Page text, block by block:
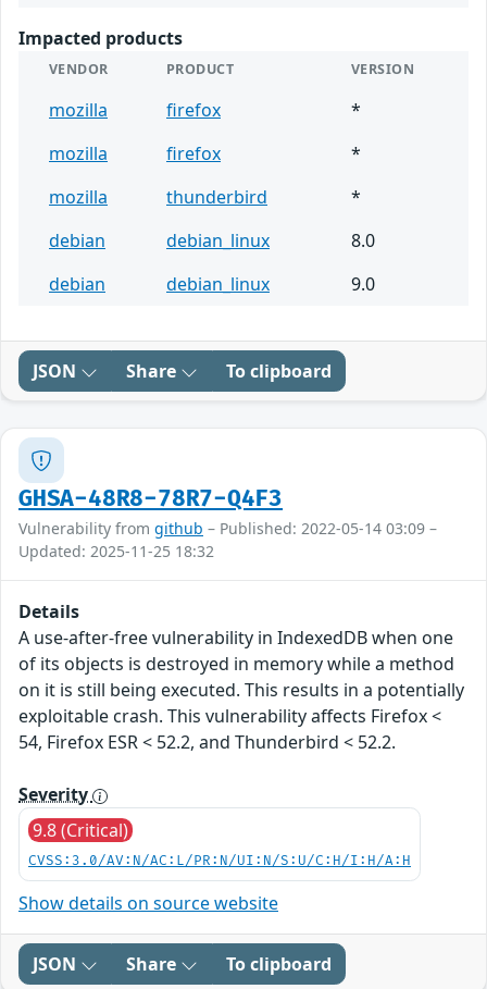
Impacted products
VENDOR PRODUCT VERSION
mozilla firefox
*
mozilla
firefox
*
mozilla
thunderbird
*
debian
debian_linux
8.0
debian
debian_linux 9.0
JSON Share To clipboard
GHSA-48R8-78R7-Q4F3
Vulnerability from github – Published: 2022-05-14 03:09 –
Updated: 2025-11-25 18:32
Details
A use-after-free vulnerability in IndexedDB when one
of its objects is destroyed in memory while a method
on it is still being executed. This results in a potentially
exploitable crash. This vulnerability affects Firefox <
54, Firefox ESR < 52.2, and Thunderbird < 52.2.
Severity
9.8 (Critical)
CVSS:3.0/AV:N/AC:L/PR:N/UI:N/S:U/C:H/I:H/A:H
Show details on source website
JSON Share To clipboard